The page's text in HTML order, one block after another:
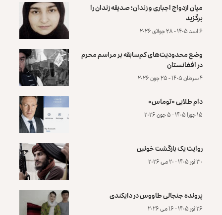
میان ازدواج اجباری و زندان؛ صدیقه زندان را
برگزید
۶ اسد ۱۴۰۵ - ۲۸ جولای ۲۰۲۶
وضع محدودیت‌های کم‌سابقه بر مراسم محرم
در افغانستان
۴ سرطان ۱۴۰۵ - ۲۵ جون ۲۰۲۶
دام طلایی «توماس»
۱۵ جوزا ۱۴۰۵ - ۵ جون ۲۰۲۶
روایت یک بازگشت خونین
۳۰ ثور ۱۴۰۵ - ۲۰ می ۲۰۲۶
پرونده‌ جنجالی طاووس در دایکندی
۲۶ ثور ۱۴۰۵ - ۱۶ می ۲۰۲۶